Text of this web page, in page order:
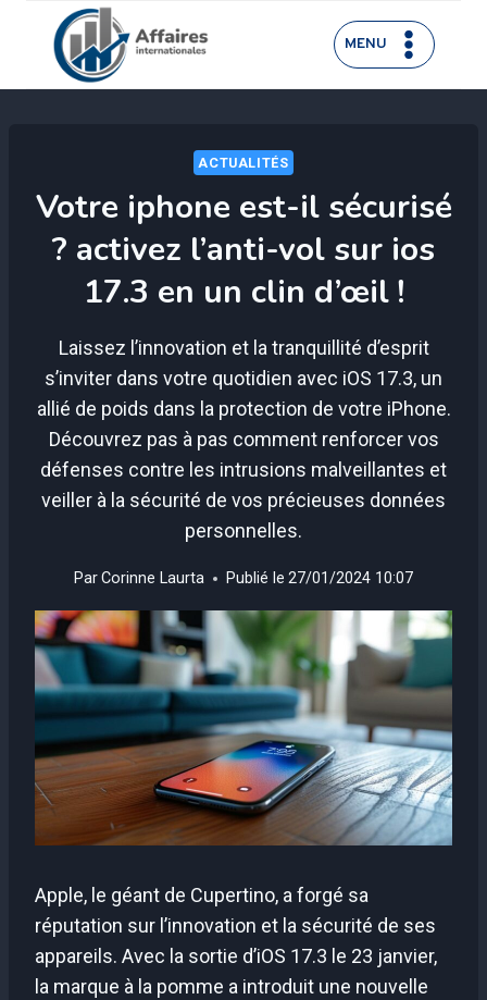
contenu
MENU
ACTUALITÉS
Votre iphone est-il sécurisé
? activez l’anti-vol sur ios
17.3 en un clin d’œil !
Laissez l’innovation et la tranquillité d’esprit
s’inviter dans votre quotidien avec iOS 17.3, un
allié de poids dans la protection de votre iPhone.
Découvrez pas à pas comment renforcer vos
défenses contre les intrusions malveillantes et
veiller à la sécurité de vos précieuses données
personnelles.
ParCorinne Laurta Publié le 27/01/2024 10:07
Apple, le géant de Cupertino, a forgé sa
réputation sur l’innovation et la sécurité de ses
appareils. Avec la sortie d’iOS 17.3 le 23 janvier,
la marque à la pomme a introduit une nouvelle